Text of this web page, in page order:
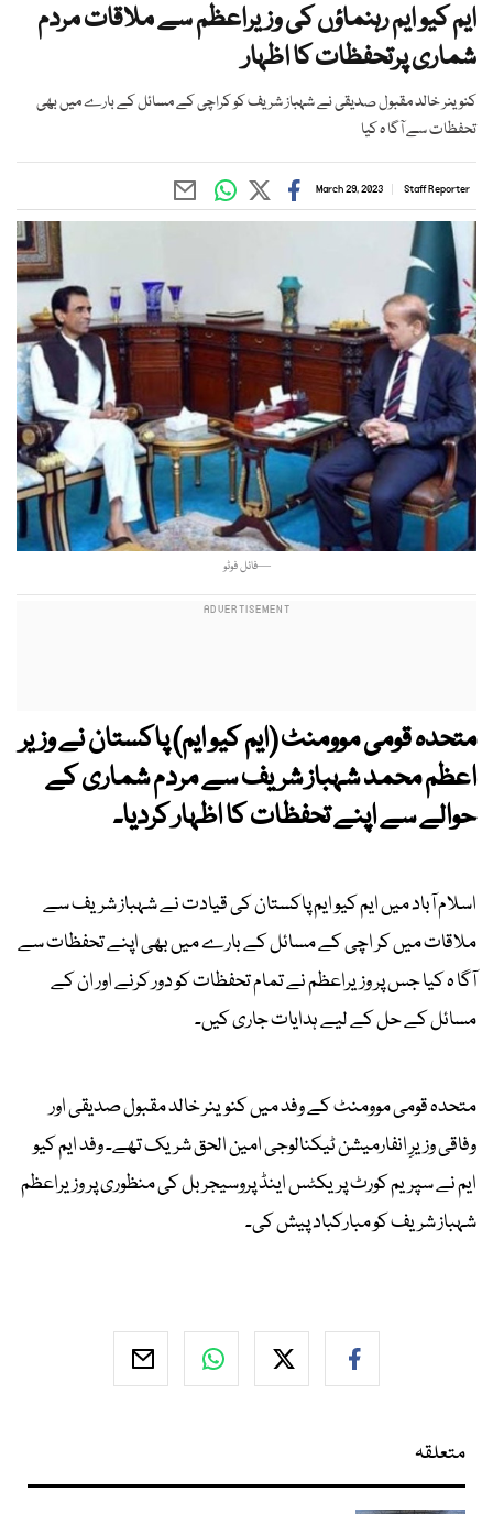
ایم کیو ایم رہنماؤں کی وزیراعظم سے ملاقات مردم
شماری پرتحفظات کا اظہار
کنوینر خالد مقبول صدیقی نے شہباز شریف کو کراچی کے مسائل کے بارے میں بھی
تحفظات سے آگا ہ کیا
Staff Reporter
March 29, 2023
—فائل فوٹو
متحدہ قومی موومنٹ (ایم کیو ایم) پاکستان نے وزیر
اعظم محمد شہباز شریف سے مردم شماری کے
حوالے سے اپنے تحفظات کا اظہار کردیا۔
اسلام آباد میں ایم کیو ایم پاکستان کی قیادت نے شہباز شریف سے
ملاقات میں کر اچی کے مسائل کے بارے میں بھی اپنے تحفظات سے
آگا ہ کیا جس پر وزیراعظم نے تمام تحفظات کو دور کرنے اور ان کے
مسائل کے حل کے لیے ہدایات جاری کیں۔
متحدہ قومی موومنٹ کے وفد میں کنوینر خالد مقبول صدیقی اور
وفاقی وزیرِ انفارمیشن ٹیکنالوجی امین الحق شریک تھے۔ وفد ایم کیو
ایم نے سپریم کورٹ پریکٹس اینڈ پروسیجر بل کی منظوری پر وزیراعظم
شہباز شریف کو مبارکباد پیش کی۔
متعلقہ